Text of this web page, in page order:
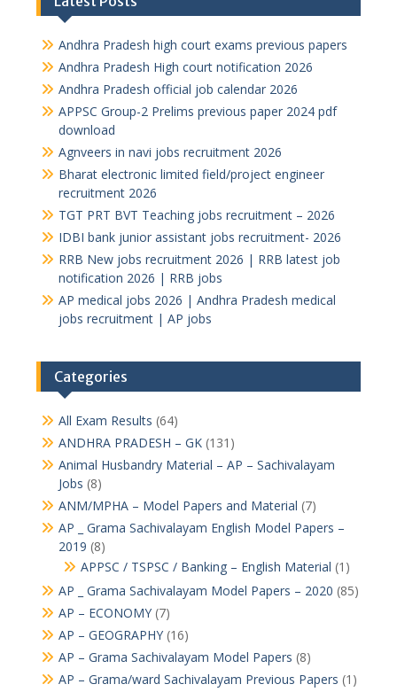
Andhra Pradesh high court exams previous papers
Andhra Pradesh High court notification 2026
Andhra Pradesh official job calendar 2026
APPSC Group-2 Prelims previous paper 2024 pdf
download
Agnveers in navi jobs recruitment 2026
Bharat electronic limited field/project engineer
recruitment 2026
TGT PRT BVT Teaching jobs recruitment – 2026
IDBI bank junior assistant jobs recruitment- 2026
RRB New jobs recruitment 2026 | RRB latest job
notification 2026 | RRB jobs
AP medical jobs 2026 | Andhra Pradesh medical
jobs recruitment | AP jobs
Categories
All Exam Results (64)
ANDHRA PRADESH – GK(131)
Animal Husbandry Material – AP – Sachivalayam
Jobs (8)
ANM/MPHA – Model Papers and Material (7)
AP _ Grama Sachivalayam English Model Papers –
2019 (8)
APPSC / TSPSC / Banking – English Material (1)
AP _ Grama Sachivalayam Model Papers – 2020 (85)
AP – ECONOMY(7)
AP – GEOGRAPHY(16)
AP – Grama Sachivalayam Model Papers (8)
AP – Grama/ward Sachivalayam Previous Papers (1)